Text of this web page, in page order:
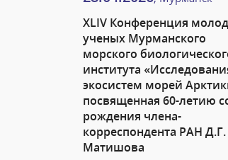
XLIV Конференция
ученых Мурманского
морского
института
экосистем морей
посвященная 60-летию
рождения члена-
корреспондента РАН Д.Г.
Матишова